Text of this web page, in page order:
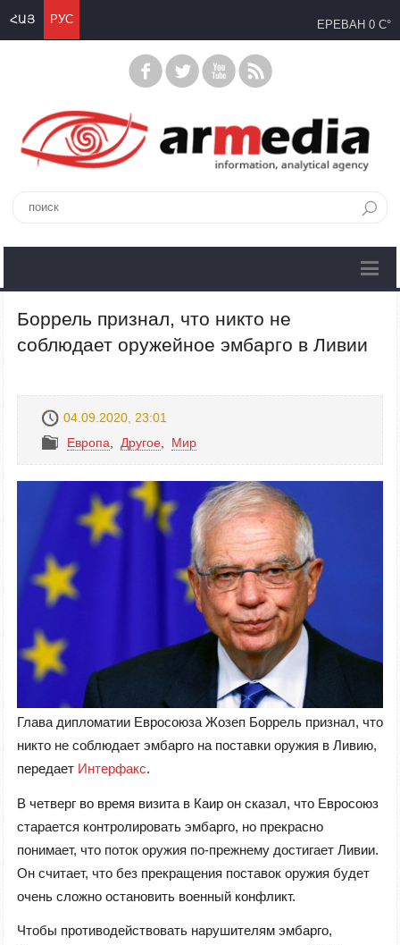
ՀԱՅ РУС ЕРЕВАН 0 C°
Боррель признал, что никто не
соблюдает оружейное эмбарго в Ливии
04.09.2020, 23:01
Европа
Другое Mир
Глава дипломатии Евросоюза Жозеп Боррель признал, что
никто не соблюдает эмбарго на поставки оружия в Ливию,
передает Интерфакс.
В четверг во время визита в Каир он сказал, что Евросоюз
старается контролировать эмбарго, но прекрасно
понимает, что поток оружия по-прежнему достигает Ливии.
Он считает, что без прекращения поставок оружия будет
очень сложно остановить военный конфликт.
Чтобы противодействовать нарушителям эмбарго,